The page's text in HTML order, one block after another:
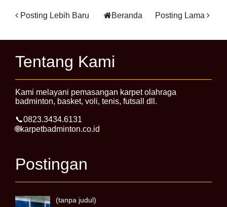
Posting Lebih Baru Posting Lama
Beranda
Tentang Kami
Kami melayani pemasangan karpet olahraga
badminton, basket, voli, tenis, futsall dll.
📞0823.3434.6131
🌐karpetbadminton.co.id
Postingan
(tanpa judul)